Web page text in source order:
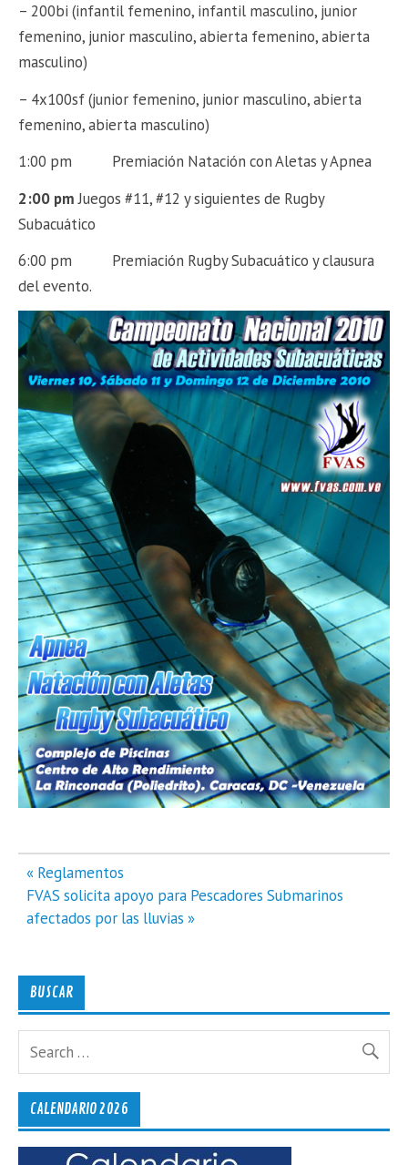
– 200bi (infantil femenino, infantil masculino, junior
femenino, junior masculino, abierta femenino, abierta
masculino)
– 4x100sf (junior femenino, junior masculino, abierta
femenino, abierta masculino)
1:00 pm Premiación Natación con Aletas y Apnea
2:00 pmJuegos #11, #12 y siguientes de Rugby
Subacuático
6:00 pm Premiación Rugby Subacuático y clausura
del evento.
Navegación
de
entradas
« Reglamentos
FVAS solicita apoyo para Pescadores Submarinos
afectados por las lluvias »
BUSCAR
CALENDARIO 2026